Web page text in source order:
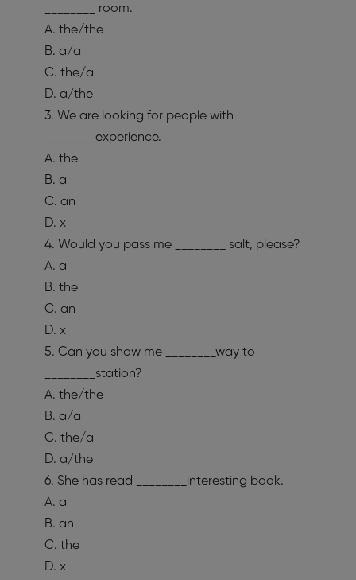
________ room.
A. the/the
B. a/a
C. the/a
D. a/the
3. We are looking for people with
________experience.
A. the
B. a
C. an
D. x
4. Would you pass me ________ salt, please?
A. a
B. the
C. an
D. x
5. Can you show me ________way to
________station?
A. the/the
B. a/a
C. the/a
D. a/the
6. She has read ________interesting book.
A. a
B. an
C. the
D. x